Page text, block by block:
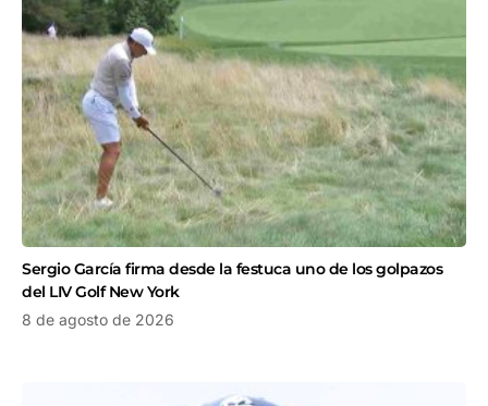
Sergio García firma desde la festuca uno de los golpazos
del LIV Golf New York
8 de agosto de 2026